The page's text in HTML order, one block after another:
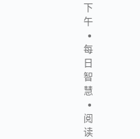
下
午
•
每
日
智
慧
•
阅
读